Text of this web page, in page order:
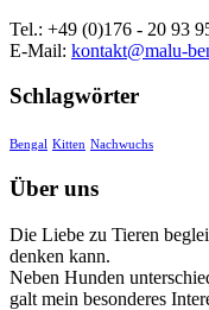
Tel.: +49 (0)176 - 20 93
E-Mail: kontakt@malu-
Schlagwörter
Bengal Kitten Nachwuchs
Über uns
Die Liebe zu Tieren
denken kann.
Neben Hunden
galt mein besonderes